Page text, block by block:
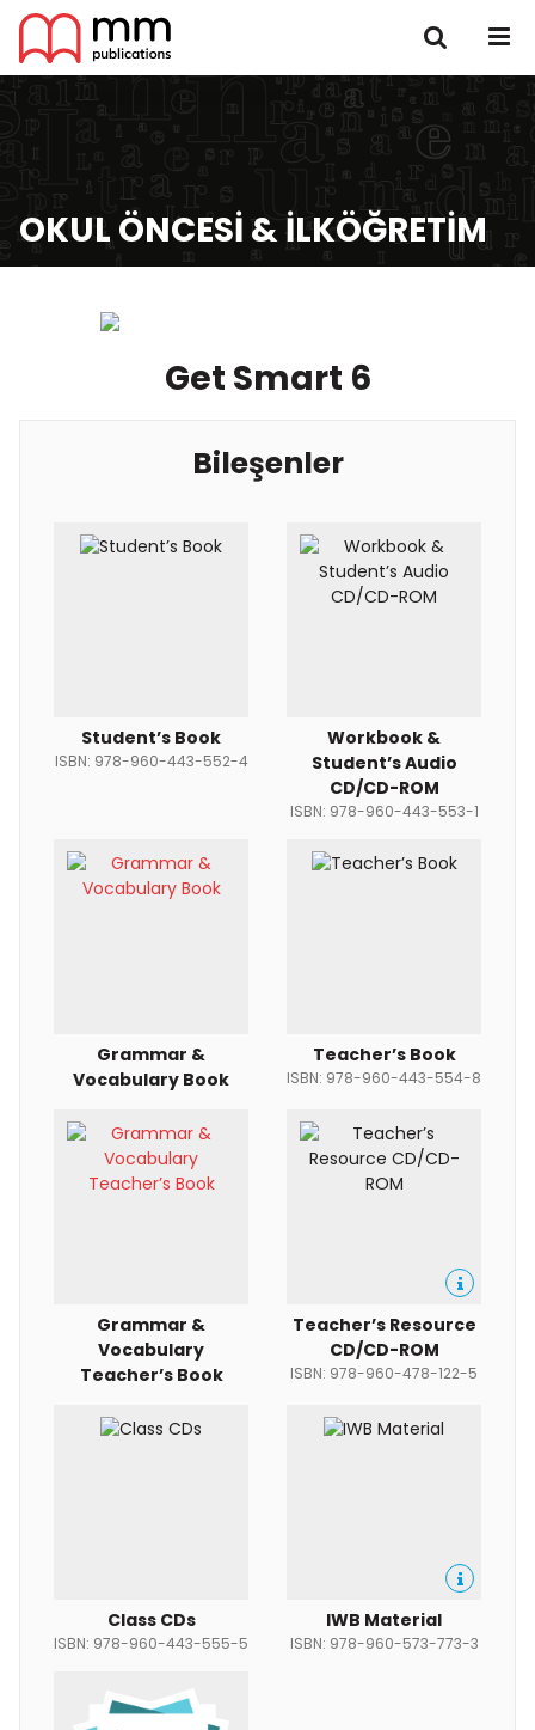
OKUL ÖNCESI & İLKÖĞRETIM
Get Smart 6
Bileşenler
Student’s Book
ISBN: 978-960-443-552-4
Workbook &
Student’s Audio
CD/CD-ROM
ISBN: 978-960-443-553-1
Grammar &
Vocabulary Book
Teacher’s Book
ISBN: 978-960-443-554-8
Grammar &
Vocabulary
Teacher’s Book
Teacher’s Resource
CD/CD-ROM
ISBN: 978-960-478-122-5
Class CDs
ISBN: 978-960-443-555-5
IWB Material
ISBN: 978-960-573-773-3